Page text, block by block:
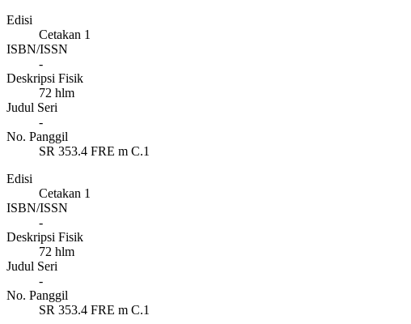
Edisi
Cetakan 1
ISBN/ISSN
-
Deskripsi Fisik
72 hlm
Judul Seri
-
No. Panggil
SR 353.4 FRE m C.1
Edisi
Cetakan 1
ISBN/ISSN
-
Deskripsi Fisik
72 hlm
Judul Seri
-
No. Panggil
SR 353.4 FRE m C.1